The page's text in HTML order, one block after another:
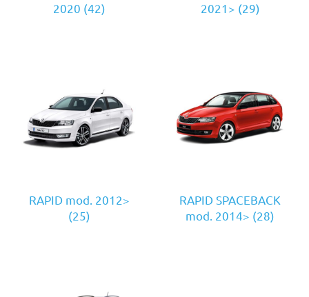
2020 (42)
2021> (29)
RAPID mod. 2012>
(25)
RAPID SPACEBACK
mod. 2014> (28)